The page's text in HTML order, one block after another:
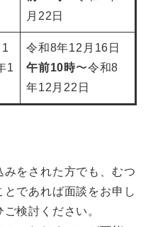
月22日
1
令和8年12月16日
午前10時〜令和8
年12月22日
をされた方でも、むつ
であれば面談をお申し
検討ください。